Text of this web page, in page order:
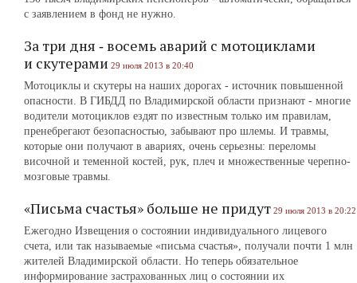
с заявлением в фонд не нужно.
За три дня ‑ восемь аварий с мотоциклами
и скутерами 29 июля 2013 в 20:40
Мотоциклы и скутеры на наших дорогах ‑ источник повышенной
опасности. В ГИБДД по Владимирской области признают - многие
водители мотоциклов ездят по известным только им правилам,
пренебрегают безопасностью, забывают про шлемы. И травмы,
которые они получают в авариях, очень серьезны: переломы
височной и теменной костей, рук, плеч и множественные черепно-
мозговые травмы.
«Письма счастья» больше не придут 29 июля 2013 в 20:22
Ежегодно Извещения о состоянии индивидуального лицевого
счета, или так называемые «письма счастья», получали почти 1 млн
жителей Владимирской области. Но теперь обязательное
информирование застрахованных лиц о состоянии их